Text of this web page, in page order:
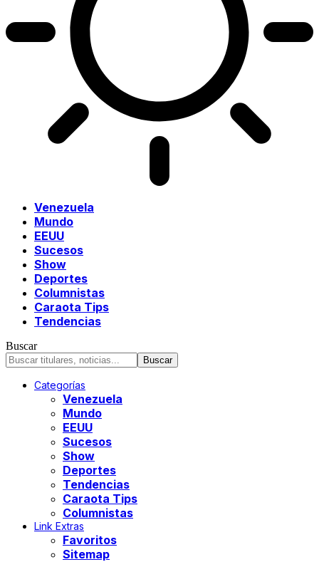
Venezuela
Mundo
EEUU
Sucesos
Show
Deportes
Columnistas
Caraota Tips
Tendencias
Buscar
Categorías
Venezuela
Mundo
EEUU
Sucesos
Show
Deportes
Tendencias
Caraota Tips
Columnistas
Link Extras
Favoritos
Sitemap